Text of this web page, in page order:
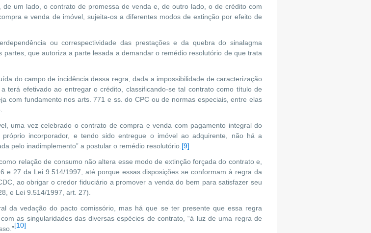
um lado, o contrato de promessa de venda e, de outro lado, o de crédito com
e venda de imóvel, sujeita-os a diferentes modos de extinção por efeito de
ou correspectividade das prestações e da quebra do sinalagma
que autoriza a parte lesada a demandar o remédio resolutório de que trata
do campo de incidência dessa regra, dada a impossibilidade de caracterização
terá efetivado ao entregar o crédito, classificando-se tal contrato como título de
com fundamento nos arts. 771 e ss. do CPC ou de normas especiais, entre elas
uma vez celebrado o contrato de compra e venda com pagamento integral do
incorporador, e tendo sido entregue o imóvel ao adquirente, não há a
pelo inadimplemento” a postular o remédio resolutório. [9]
relação de consumo não altera esse modo de extinção forçada do contrato e,
e 27 da Lei 9.514/1997, até porque essas disposições se conformam à regra da
ao obrigar o credor fiduciário a promover a venda do bem para satisfazer seu
e Lei 9.514/1997, art. 27).
da vedação do pacto comissório, mas há que se ter presente que essa regra
as singularidades das diversas espécies de contrato, “à luz de uma regra de
[10]